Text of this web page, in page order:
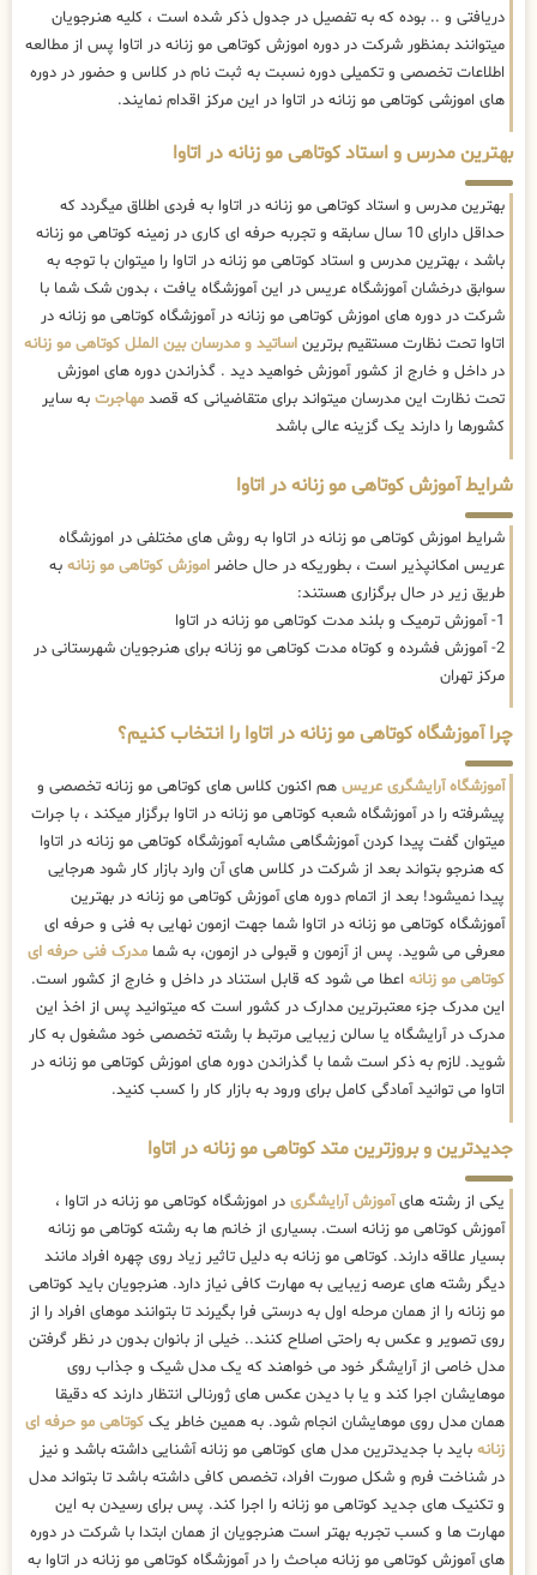
دریافتی و .. بوده که به تفصیل در جدول ذکر شده است ، کلیه هنرجویان
میتوانند بمنظور شرکت در دوره اموزش کوتاهی مو زنانه در اتاوا پس از مطالعه
اطلاعات تخصصی و تکمیلی دوره نسبت به ثبت نام در کلاس و حضور در دوره
های اموزشی کوتاهی مو زنانه در اتاوا در این مرکز اقدام نمایند.
بهترین مدرس و استاد کوتاهی مو زنانه در اتاوا
بهترین مدرس و استاد کوتاهی مو زنانه در اتاوا به فردی اطلاق میگردد که
حداقل دارای 10 سال سابقه و تجربه حرفه ای کاری در زمینه کوتاهی مو زنانه
باشد ، بهترین مدرس و استاد کوتاهی مو زنانه در اتاوا را میتوان با توجه به
سوابق درخشان آموزشگاه عریس در این آموزشگاه یافت ، بدون شک شما با
شرکت در دوره های اموزش کوتاهی مو زنانه در آموزشگاه کوتاهی مو زنانه در
اتاوا تحت نظارت مستقیم برترین اساتید و مدرسان بین الملل کوتاهی مو زنانه
در داخل و خارج از کشور آموزش خواهید دید . گذراندن دوره های اموزش
تحت نظارت این مدرسان میتواند برای متقاضیانی که قصد مهاجرت به سایر
کشورها را دارند یک گزینه عالی باشد
شرایط آموزش کوتاهی مو زنانه در اتاوا
شرایط اموزش کوتاهی مو زنانه در اتاوا به روش های مختلفی در اموزشگاه
عریس امکانپذیر است ، بطوریکه در حال حاضر اموزش کوتاهی مو زنانه به
طریق زیر در حال برگزاری هستند:
1- آموزش ترمیک و بلند مدت کوتاهی مو زنانه در اتاوا
2- آموزش فشرده و کوتاه مدت کوتاهی مو زنانه برای هنرجویان شهرستانی در
مرکز تهران
چرا آموزشگاه کوتاهی مو زنانه در اتاوا را انتخاب کنیم؟
آموزشگاه آرایشگری عریس هم اکنون کلاس های کوتاهی مو زنانه تخصصی و
پیشرفته را در آموزشگاه شعبه کوتاهی مو زنانه در اتاوا برگزار میکند ، با جرات
میتوان گفت پیدا کردن آموزشگاهی مشابه آموزشگاه کوتاهی مو زنانه در اتاوا
که هنرجو بتواند بعد از شرکت در کلاس های آن وارد بازار کار شود هرجایی
پیدا نمیشود! بعد از اتمام دوره های آموزش کوتاهی مو زنانه در بهترین
آموزشگاه کوتاهی مو زنانه در اتاوا شما جهت ازمون نهایی به فنی و حرفه ای
معرفی می شوید. پس از آزمون و قبولی در ازمون، به شما مدرک فنی حرفه ای
کوتاهی مو زنانه اعطا می شود که قابل استناد در داخل و خارج از کشور است.
این مدرک جزء معتبرترین مدارک در کشور است که میتوانید پس از اخذ این
مدرک در آرایشگاه یا سالن زیبایی مرتبط با رشته تخصصی خود مشغول به کار
شوید. لازم به ذکر است شما با گذراندن دوره های اموزش کوتاهی مو زنانه در
اتاوا می توانید آمادگی کامل برای ورود به بازار کار را کسب کنید.
جدیدترین و بروزترین متد کوتاهی مو زنانه در اتاوا
یکی از رشته هایآموزش آرایشگری در اموزشگاه کوتاهی مو زنانه در اتاوا ،
آموزش کوتاهی مو زنانه است. بسیاری از خانم ها به رشته کوتاهی مو زنانه
بسیار علاقه دارند. کوتاهی مو زنانه به دلیل تاثیر زیاد روی چهره افراد مانند
دیگر رشته های عرصه زیبایی به مهارت کافی نیاز دارد. هنرجویان باید کوتاهی
مو زنانه را از همان مرحله اول به درستی فرا بگیرند تا بتوانند موهای افراد را از
روی تصویر و عکس به راحتی اصلاح کنند.. خیلی از بانوان بدون در نظر گرفتن
مدل خاصی از آرایشگر خود می خواهند که یک مدل شیک و جذاب روی
موهایشان اجرا کند و یا با دیدن عکس های ژورنالی انتظار دارند که دقیقا
همان مدل روی موهایشان انجام شود. به همین خاطر یک کوتاهی مو حرفه ای
زنانه باید با جدیدترین مدل های کوتاهی مو زنانه آشنایی داشته باشد و نیز
در شناخت فرم و شکل صورت افراد، تخصص کافی داشته باشد تا بتواند مدل
و تکنیک های جدید کوتاهی مو زنانه را اجرا کند. پس برای رسیدن به این
مهارت ها و کسب تجربه بهتر است هنرجویان از همان ابتدا با شرکت در دوره
های آموزش کوتاهی مو زنانه مباحث را در آموزشگاه کوتاهی مو زنانه در اتاوا به